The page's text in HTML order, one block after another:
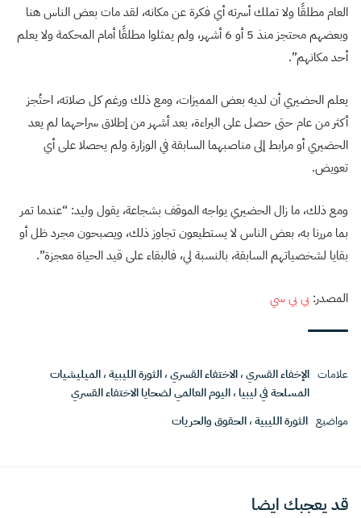
العام مطلقًا ولا تملك أسرته أي فكرة عن مكانه، لقد مات بعض الناس هنا
وبعضهم محتجز منذ 5 أو 6 أشهر، ولم يمثلوا مطلقًا أمام المحكمة ولا يعلم
أحد مكانهم”.
يعلم الحضيري أن لديه بعض المميزات، ومع ذلك ورغم كل صلاته، احتُجز
أكثر من عام حتى حصل على البراءة، بعد أشهر من إطلاق سراحهما لم يعد
الحضيري أو مرابط إلى مناصبهما السابقة في الوزارة ولم يحصلا على أي
تعويض.
ومع ذلك، ما زال الحضيري يواجه الموقف بشجاعة، يقول وليد: “عندما تمر
بما مررنا به، بعض الناس لا يستطيعون تجاوز ذلك، ويصبحون مجرد ظل أو
بقايا لشخصياتهم السابقة، بالنسبة لي، فالبقاء على قيد الحياة معجزة”.
المصدر: بي بي سي
علامات الإخفاء القسري،الاختفاء القسري،الثورة الليبية،الميليشيات
المسلحة في ليبيا،اليوم العالمي لضحايا الاختفاء القسري
مواضيع الثورة الليبية،الحقوق والحريات
قد يعجبك ايضا